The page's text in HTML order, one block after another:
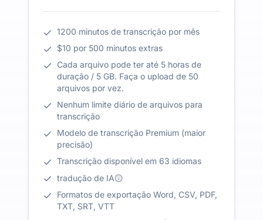
1200 minutos de transcrição por mês
$10 por 500 minutos extras
Cada arquivo pode ter até 5 horas de
duração / 5 GB. Faça o upload de 50
arquivos por vez.
Nenhum limite diário de arquivos para
transcrição
Modelo de transcrição Premium (maior
precisão)
Transcrição disponível em 63 idiomas
tradução de IA
Formatos de exportação Word, CSV, PDF,
TXT, SRT, VTT